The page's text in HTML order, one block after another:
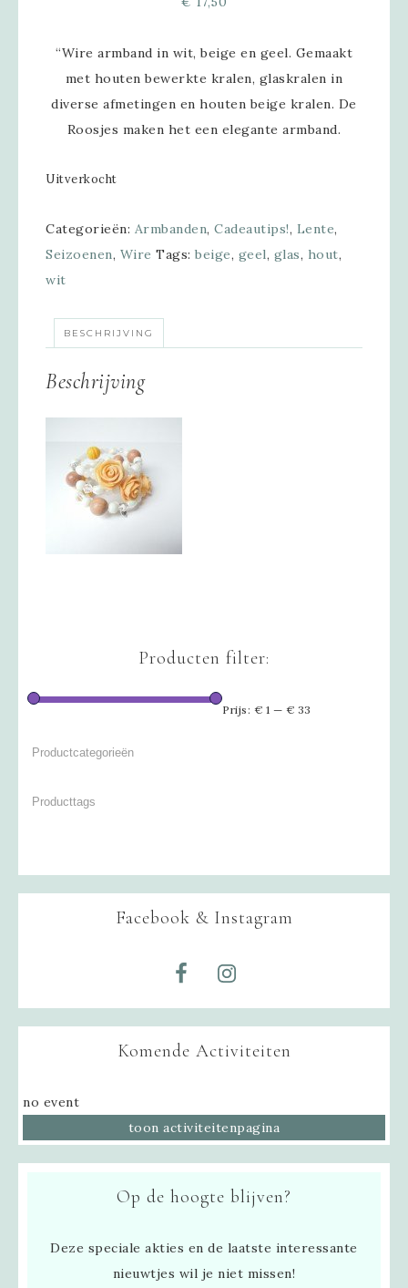
“Wire armband in wit, beige en geel. Gemaakt
met houten bewerkte kralen, glaskralen in
diverse afmetingen en houten beige kralen. De
Roosjes maken het een elegante armband.
Uitverkocht
Categorieën: Armbanden, Cadeautips!, Lente,
Seizoenen, Wire Tags: beige, geel, glas, hout,
wit
BESCHRIJVING
Beschrijving
Producten filter:
Prijs: € 1 — € 33
Facebook & Instagram
Komende Activiteiten
no event
toon activiteitenpagina
Op de hoogte blijven?
Deze speciale akties en de laatste interessante
nieuwtjes wil je niet missen!